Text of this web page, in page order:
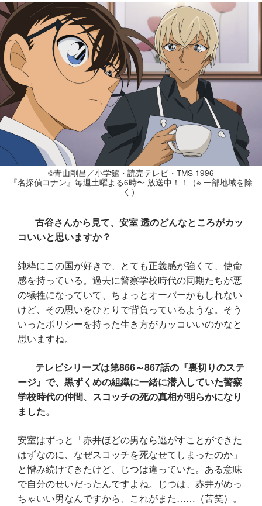
©青山剛昌／小学館・読売テレビ・TMS 1996
『名探偵コナン』毎週土曜よる6時〜 放送中！！（※ 一部地域を除
く）
古谷さんから見て、安室 透のどんなところがカッ
コいいと思いますか？
純粋にこの国が好きで、とても正義感が強くて、使命
感を持っている。過去に警察学校時代の同期たちが悪
の犠牲になっていて、ちょっとオーバーかもしれない
けど、その思いをひとりで背負っているような。そう
いったポリシーを持った生き方がカッコいいのかなと
思いますね。
テレビシリーズは第866～867話の『裏切りのステ
ージ』で、黒ずくめの組織に一緒に潜入していた警察
学校時代の仲間、スコッチの死の真相が明らかになり
ました。
安室はずっと「赤井ほどの男なら逃がすことができた
はずなのに、なぜスコッチを死なせてしまったのか」
と憎み続けてきたけど、じつは違っていた。ある意味
で自分のせいだったんですよね。じつは、赤井がめっ
ちゃいい男なんですから、これがまた……（苦笑）。